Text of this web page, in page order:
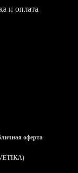
и оплата
оферта